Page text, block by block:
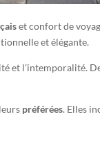
et confort de
et élégante.
et l’intemporalité.
préférées. Elles